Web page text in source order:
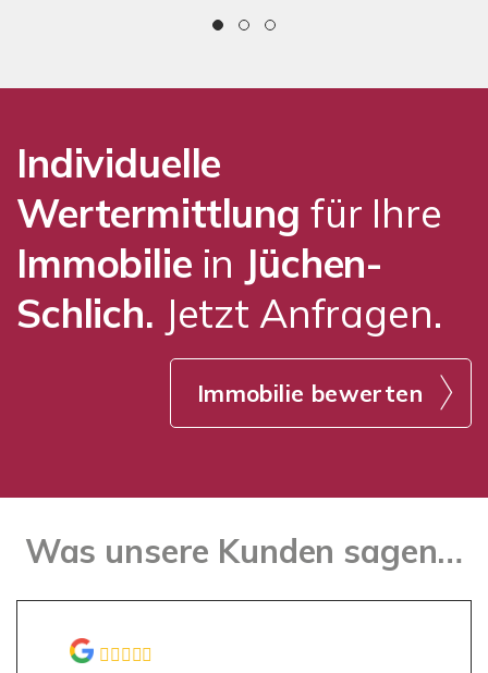
Individuelle
Wertermittlung für Ihre
Immobilie in Jüchen-
Schlich. Jetzt Anfragen.
Immobilie bewerten
Was unsere Kunden sagen…